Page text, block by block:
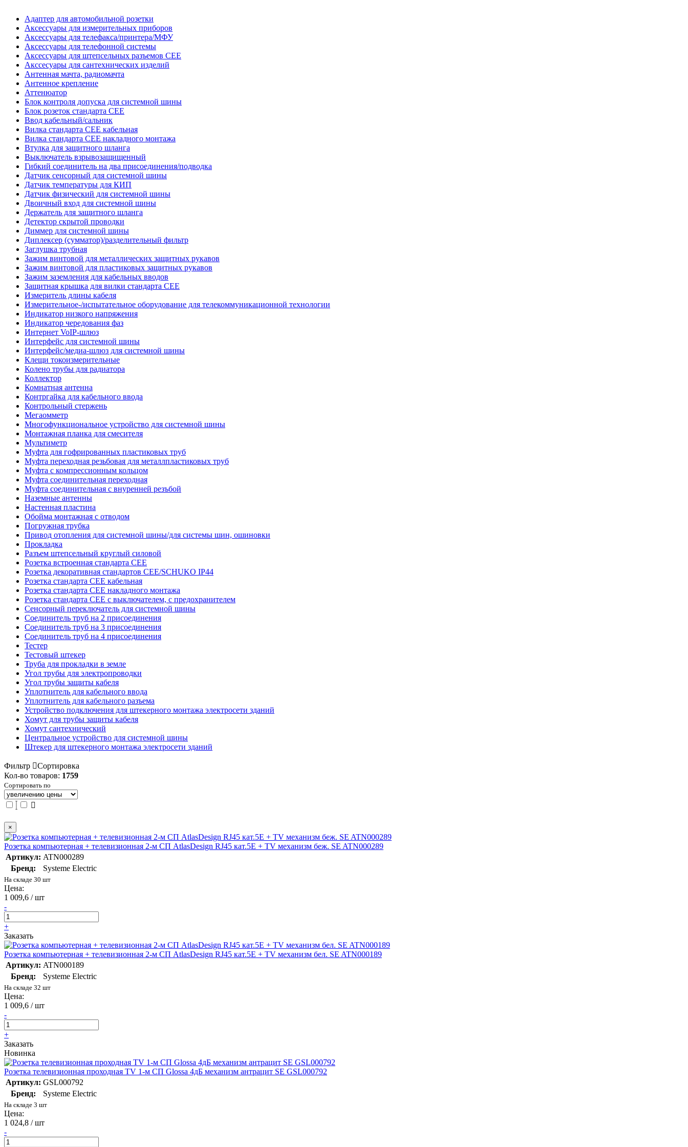
Адаптер для автомобильной розетки
Аксессуары для измерительных приборов
Аксессуары для телефакса/принтера/МФУ
Аксессуары для телефонной системы
Аксессуары для штепсельных разъемов CEE
Акссесуары для сантехнических изделий
Антенная мачта, радиомачта
Антенное крепление
Аттенюатор
Блок контроля допуска для системной шины
Блок розеток стандарта CEE
Ввод кабельный/сальник
Вилка стандарта CEE кабельная
Вилка стандарта CEE накладного монтажа
Втулка для защитного шланга
Выключатель взрывозащищенный
Гибкий соединитель на два присоединения/подводка
Датчик сенсорный для системной шины
Датчик температуры для КИП
Датчик физический для системной шины
Двоичный вход для системной шины
Держатель для защитного шланга
Детектор скрытой проводки
Диммер для системной шины
Диплексер (сумматор)/разделительный фильтр
Заглушка трубная
Зажим винтовой для металлических защитных рукавов
Зажим винтовой для пластиковых защитных рукавов
Зажим заземления для кабельных вводов
Защитная крышка для вилки стандарта CEE
Измеритель длины кабеля
Измерительное-/испытательное оборудование для телекоммуникационной технологии
Индикатор низкого напряжения
Индикатор чередования фаз
Интернет VoIP-шлюз
Интерфейс для системной шины
Интерфейс/медиа-шлюз для системной шины
Клещи токоизмерительные
Колено трубы для радиатора
Коллектор
Комнатная антенна
Контргайка для кабельного ввода
Контрольный стержень
Мегаомметр
Многофункциональное устройство для системной шины
Монтажная планка для смесителя
Мультиметр
Муфта для гофрированных пластиковых труб
Муфта переходная резьбовая для металлпластиковых труб
Муфта с компрессионным кольцом
Муфта соединительная переходная
Муфта соединительная с внуренней резъбой
Наземные антенны
Настенная пластина
Обойма монтажная с отводом
Погружная трубка
Привод отопления для системной шины/для системы шин, ошиновки
Прокладка
Разъем штепсельный круглый силовой
Розетка встроенная стандарта CEE
Розетка декоративная стандартов CEE/SCHUKO IP44
Розетка стандарта СЕЕ кабельная
Розетка стандарта СЕЕ накладного монтажа
Розетка стандарта СЕЕ с выключателем, с предохранителем
Сенсорный переключатель для системной шины
Соединитель труб на 2 присоединения
Соединитель труб на 3 присоединения
Соединитель труб на 4 присоединения
Тестер
Тестовый штекер
Труба для прокладки в земле
Угол трубы для электропроводки
Угол трубы защиты кабеля
Уплотнитель для кабельного ввода
Уплотнитель для кабельного разъема
Устройство подключения для штекерного монтажа электросети зданий
Хомут для трубы защиты кабеля
Хомут сантехнический
Центральное устройство для системной шины
Штекер для штекерного монтажа электросети зданий
Фильтр
Сортировка
Кол-во товаров: 1759
Сортировать по
×
Розетка компьютерная + телевизионная 2-м СП AtlasDesign RJ45 кат.5E + TV механизм беж. SE ATN000289
Артикул: ATN000289
Бренд:
Systeme Electric
На складе 30 шт
Цена:
1 009,6 / шт
-
+
Заказать
Розетка компьютерная + телевизионная 2-м СП AtlasDesign RJ45 кат.5E + TV механизм бел. SE ATN000189
Артикул: ATN000189
Бренд:
Systeme Electric
На складе 32 шт
Цена:
1 009,6 / шт
-
+
Заказать
Новинка
Розетка телевизионная проходная TV 1-м СП Glossa 4дБ механизм антрацит SE GSL000792
Артикул: GSL000792
Бренд:
Systeme Electric
На складе 3 шт
Цена:
1 024,8 / шт
-